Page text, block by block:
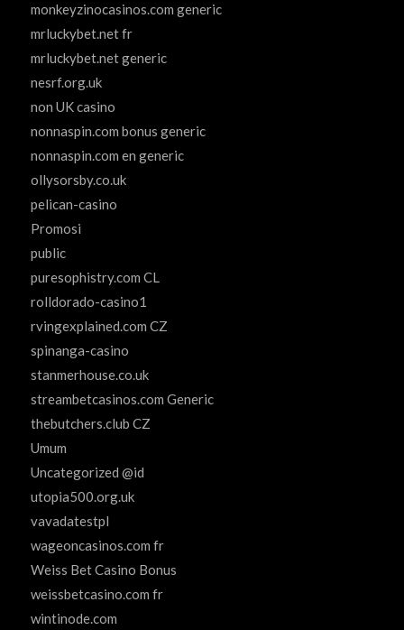
monkeyzinocasinos.com generic
mrluckybet.net fr
mrluckybet.net generic
nesrf.org.uk
non UK casino
nonnaspin.com bonus generic
nonnaspin.com en generic
ollysorsby.co.uk
pelican-casino
Promosi
public
puresophistry.com CL
rolldorado-casino1
rvingexplained.com CZ
spinanga-casino
stanmerhouse.co.uk
streambetcasinos.com Generic
thebutchers.club CZ
Umum
Uncategorized @id
utopia500.org.uk
vavadatestpl
wageoncasinos.com fr
Weiss Bet Casino Bonus
weissbetcasino.com fr
wintinode.com